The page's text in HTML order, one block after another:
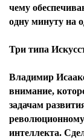
чему
одну минуту на
Три типа
Владимир
внимание,
задачам
революционному
интеллекта.